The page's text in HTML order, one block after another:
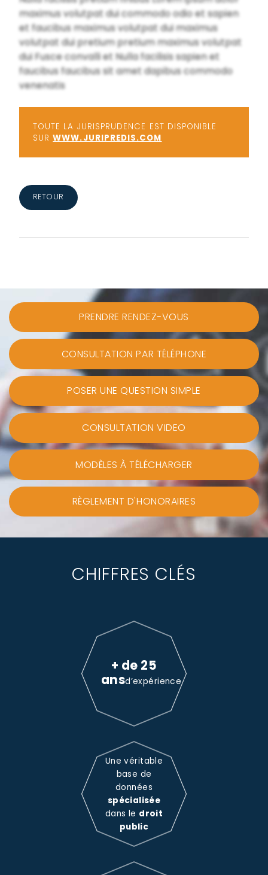
maximus volutpat dui commodo odio et sapien
et faucibus maximus volutpat dui maximus
volutpat dui pretium pretium maximus volutpat
dui Fusce convalli et Nulla facilisis sapien et
faucibus faucibus sit amet dapibus commodo
venenatis
TOUTE LA JURISPRUDENCE EST DISPONIBLE
SURWWW.JURIPREDIS.COM
RETOUR
PRENDRE RENDEZ-VOUS
CONSULTATION PAR TÉLÉPHONE
POSER UNE QUESTION SIMPLE
CONSULTATION VIDEO
MODÈLES À TÉLÉCHARGER
RÈGLEMENT D'HONORAIRES
CHIFFRES CLÉS
+ de 25
ansd’expérience
Une véritable
base de
données
spécialisée
dans le droit
public